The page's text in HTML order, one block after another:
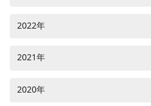
2022年
2021年
2020年